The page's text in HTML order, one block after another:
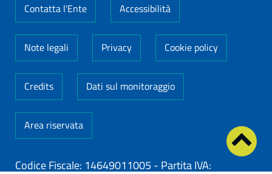
Contatta l'Ente Accessibilità
Note legali Privacy Cookie policy
Credits Dati sul monitoraggio
Area riservata
Codice Fiscale: 14649011005 - Partita IVA: